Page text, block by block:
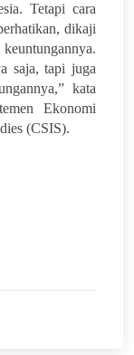
Tetapi cara
dikaji
saja, tapi juga
kata
Ekonomi
(CSIS).